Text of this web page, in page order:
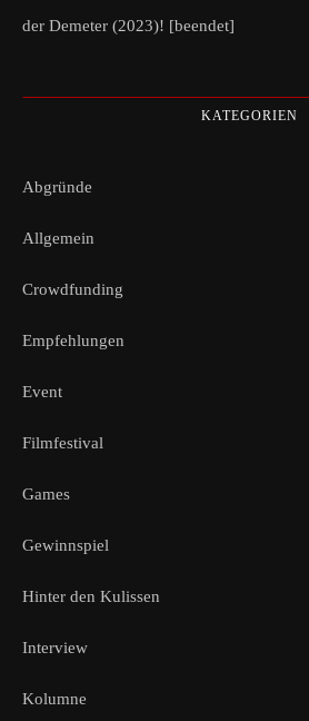
der Demeter (2023)! [beendet]
KATEGORIEN
Abgründe
Allgemein
Crowdfunding
Empfehlungen
Event
Filmfestival
Games
Gewinnspiel
Hinter den Kulissen
Interview
Kolumne